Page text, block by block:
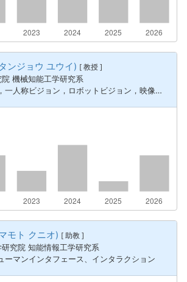
ンジョウ ユウイ) [ 教授 ]
機械知能工学研究系
解析，福祉工学，ヒューマンインタフェース、知覚情報処理，一人称ビジョン，ロボットビジョン，映像解析，福祉工学，ヒューマンインタフェース，応用健康科学
モト クニオ) [ 助教 ]
究院 知能情報工学研究系
ーマンインタフェース、インタラクション